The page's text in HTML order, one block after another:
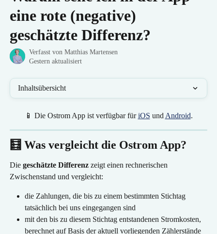
eine rote (negative)
geschätzte Differenz?
Verfasst von Matthias Martensen
Gestern aktualisiert
Inhaltsübersicht
📱 Die Ostrom App ist verfügbar für iOS und Android.
🧮 Was vergleicht die Ostrom App?
Die geschätzte Differenz zeigt einen rechnerischen
Zwischenstand und vergleicht:
die Zahlungen, die bis zu einem bestimmten Stichtag
tatsächlich bei uns eingegangen sind
mit den bis zu diesem Stichtag entstandenen Stromkosten,
berechnet auf Basis der aktuell vorliegenden Zählerstände